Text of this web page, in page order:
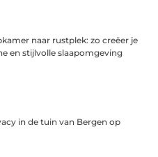
naar rustplek: zo creëer je
en stijlvolle slaapomgeving
in de tuin van Bergen op